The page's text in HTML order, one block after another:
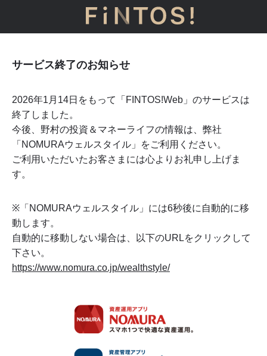
サービス終了のお知らせ
2026年1月14日をもって「FINTOS!Web」のサービスは
終了しました。
今後、野村の投資＆マネーライフの情報は、弊社
「NOMURAウェルスタイル」をご利用ください。
ご利用いただいたお客さまには心よりお礼申し上げま
す。
※「NOMURAウェルスタイル」には6秒後に自動的に移
動します。
自動的に移動しない場合は、以下のURLをクリックして
下さい。
https://www.nomura.co.jp/wealthstyle/